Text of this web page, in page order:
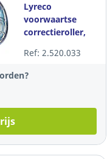
Lyreco
voorwaartse
correctieroller,
per stuk
Ref: 2.520.033